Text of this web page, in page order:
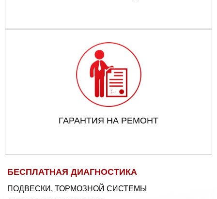
ГАРАНТИЯ НА РЕМОНТ
БЕСПЛАТНАЯ ДИАГНОСТИКА
ПОДВЕСКИ, ТОРМОЗНОЙ СИСТЕМЫ